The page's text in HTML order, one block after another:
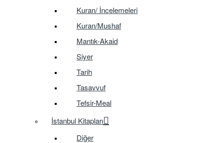
Kuran/ İncelemeleri
Kuran/Mushaf
Mantık-Akaid
Siyer
Tarih
Tasavvuf
Tefsir-Meal
İstanbul Kitapları
Diğer